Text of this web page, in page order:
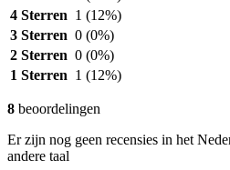
4 Sterren 1 (12%)
3 Sterren 0 (0%)
2 Sterren 0 (0%)
1 Sterren 1 (12%)
8 beoordelingen
Er zijn nog geen recensies in het
andere taal